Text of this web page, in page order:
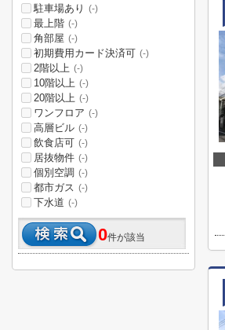
駐車場あり (-)
最上階 (-)
角部屋 (-)
初期費用カード決済可 (-)
2階以上 (-)
10階以上 (-)
20階以上 (-)
ワンフロア (-)
高層ビル (-)
飲食店可 (-)
居抜物件 (-)
個別空調 (-)
都市ガス (-)
下水道 (-)
0件が該当